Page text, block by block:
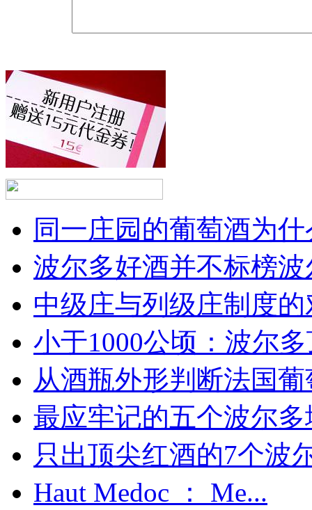
同一庄园的葡萄酒为
波尔多好酒并不标榜
中级庄与列级庄制度
小于1000公顷：波尔
从酒瓶外形判断法国
最应牢记的五个波尔多
只出顶尖红酒的7个波
Haut Medoc ： Me...